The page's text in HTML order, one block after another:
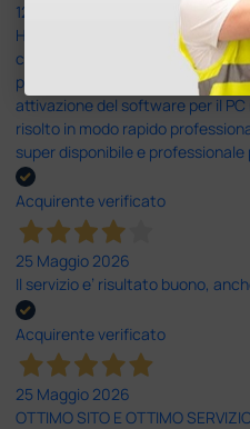
12 Giugno 2026
Ho avuto un problema con la
consegnato ma messo in
prontamente risolto dal servizio
attivazione del software per il
risolto in modo rapido
super disponibile e
Acquirente verificato
25 Maggio 2026
Il servizio e’ risultato buono,
Acquirente verificato
25 Maggio 2026
OTTIMO SITO E OTTIMO